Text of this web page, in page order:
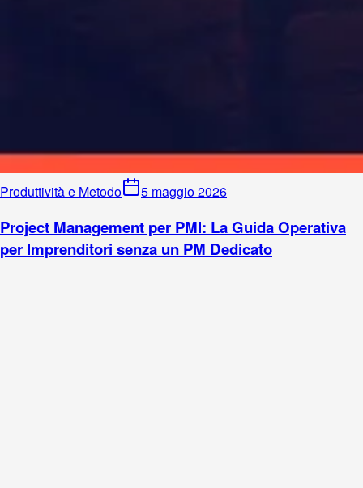
Produttività e Metodo 5 maggio 2026
Project Management per PMI: La Guida Operativa
per Imprenditori senza un PM Dedicato